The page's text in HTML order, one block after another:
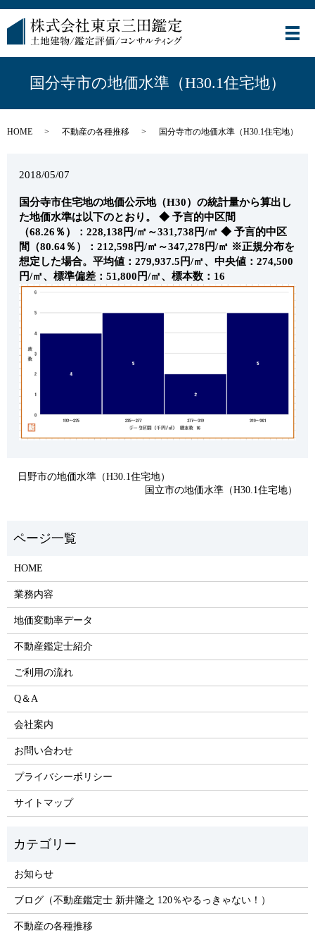
メ
国分寺市の地価水準（H30.1住宅地）
HOME 不動産の各種推移 国分寺市の地価水準（H30.1住宅地）
2018/05/07
国分寺市住宅地の地価公示地（H30）の統計量から算出し
た地価水準は以下のとおり。
◆ 予言的中区間
（68.26％）：228,138円/㎡～331,738円/㎡ ◆ 予言的中区
間（80.64％）：212,598円/㎡～347,278円/㎡ ※正規分布を
想定した場合。平均値：279,937.5円/㎡、中央値：274,500
円/㎡、標準偏差：51,800円/㎡、標本数：16
日野市の地価水準（H30.1住宅地）
国立市の地価水準（H30.1住宅地）
HOME
業務内容
地価変動率データ
不動産鑑定士紹介
ご利用の流れ
Q＆A
会社案内
お問い合わせ
プライバシーポリシー
サイトマップ
お知らせ
ブログ（不動産鑑定士 新井隆之 120％やるっきゃない！）
不動産の各種推移